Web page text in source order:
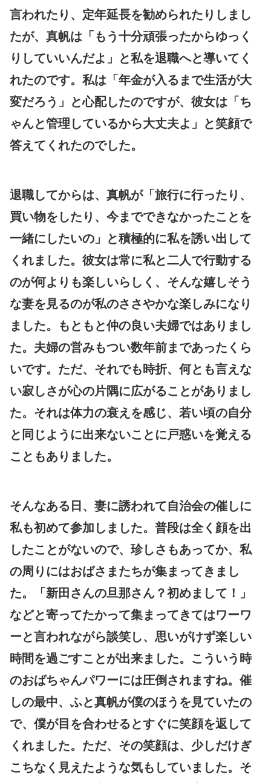
言われたり、定年延長を勧められたりしまし
たが、真帆は「もう十分頑張ったからゆっく
りしていいんだよ」と私を退職へと導いてく
れたのです。私は「年金が入るまで生活が大
変だろう」と心配したのですが、彼女は「ち
ゃんと管理しているから大丈夫よ」と笑顔で
答えてくれたのでした。
退職してからは、真帆が「旅行に行ったり、
買い物をしたり、今までできなかったことを
一緒にしたいの」と積極的に私を誘い出して
くれました。彼女は常に私と二人で行動する
のが何よりも楽しいらしく、そんな嬉しそう
な妻を見るのが私のささやかな楽しみになり
ました。もともと仲の良い夫婦ではありまし
た。夫婦の営みもつい数年前まであったくら
いです。ただ、それでも時折、何とも言えな
い寂しさが心の片隅に広がることがありまし
た。それは体力の衰えを感じ、若い頃の自分
と同じように出来ないことに戸惑いを覚える
こともありました。
そんなある日、妻に誘われて自治会の催しに
私も初めて参加しました。普段は全く顔を出
したことがないので、珍しさもあってか、私
の周りにはおばさまたちが集まってきまし
た。「新田さんの旦那さん？初めまして！」
などと寄ってたかって集まってきてはワーワ
ーと言われながら談笑し、思いがけず楽しい
時間を過ごすことが出来ました。こういう時
のおばちゃんパワーには圧倒されますね。催
しの最中、ふと真帆が僕のほうを見ていたの
で、僕が目を合わせるとすぐに笑顔を返して
くれました。ただ、その笑顔は、少しだけぎ
こちなく見えたような気もしていました。そ